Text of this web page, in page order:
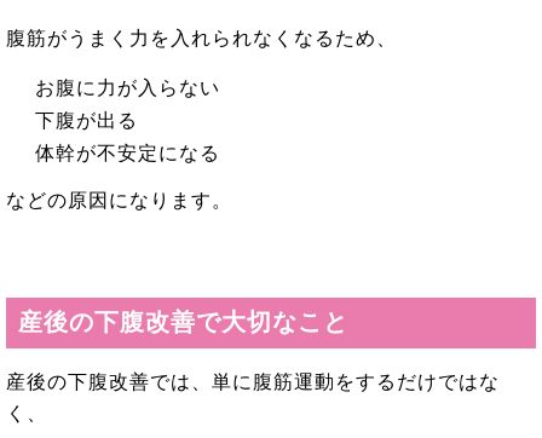
腹筋がうまく力を入れられなくなるため、
お腹に力が入らない
下腹が出る
体幹が不安定になる
などの原因になります。
産後の下腹改善で大切なこと
産後の下腹改善では、単に腹筋運動をするだけではな
く、